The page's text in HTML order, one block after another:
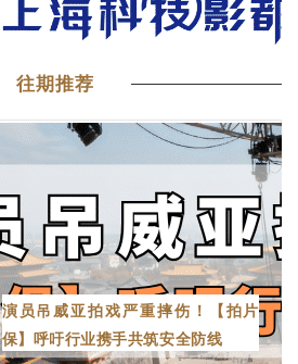
往期推荐
演员吊威亚拍戏严重摔伤！【拍片
保】呼吁行业携手共筑安全防线